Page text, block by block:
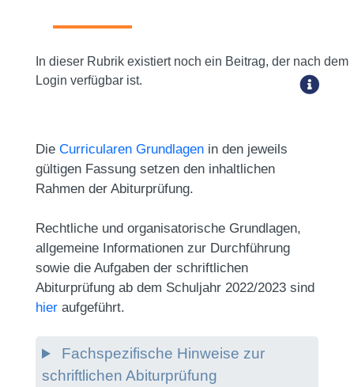
In dieser Rubrik existiert noch ein Beitrag, der nach dem
Login verfügbar ist.
Die Curricularen Grundlagen in den jeweils
gültigen Fassung setzen den inhaltlichen
Rahmen der Abiturprüfung.
Rechtliche und organisatorische Grundlagen,
allgemeine Informationen zur Durchführung
sowie die Aufgaben der schriftlichen
Abiturprüfung ab dem Schuljahr 2022/2023 sind
hier aufgeführt.
Fachspezifische Hinweise zur
schriftlichen Abiturprüfung